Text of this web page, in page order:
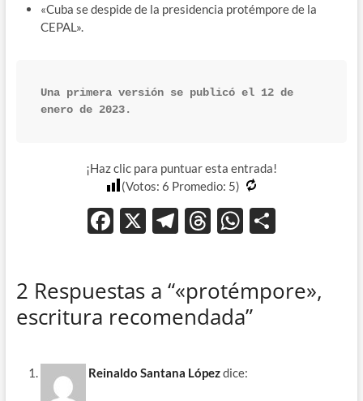
«Cuba se despide de la presidencia protémpore de la
CEPAL».
Una primera versión se publicó el 12 de
enero de 2023.
¡Haz clic para puntuar esta entrada!
(Votos: 6 Promedio: 5)
F
b
o
k
X T
gr
a
T
a
ds
W
s
A
p
2 Respuestas a “«protémpore»,
escritura recomendada”
Reinaldo Santana Lópezdice: